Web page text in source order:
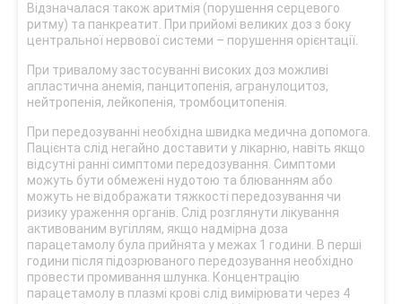
Відзначалася також аритмія (порушення серцевого
ритму) та панкреатит. При прийомі великих доз з боку
центральної нервової системи – порушення орієнтації.
При тривалому застосуванні високих доз можливі
апластична анемія, панцитопенія, агранулоцитоз,
нейтропенія, лейкопенія, тромбоцитопенія.
При передозуванні необхідна швидка медична допомога.
Пацієнта слід негайно доставити у лікарню, навіть якщо
відсутні ранні симптоми передозування. Симптоми
можуть бути обмежені нудотою та блюванням або
можуть не відображати тяжкості передозування чи
ризику ураження органів. Слід розглянути лікування
активованим вугіллям, якщо надмірна доза
парацетамолу була прийнята у межах 1 години. В перші
години після підозрюваного передозування необхідно
провести промивання шлунка. Концентрацію
парацетамолу в плазмі крові слід вимірювати через 4